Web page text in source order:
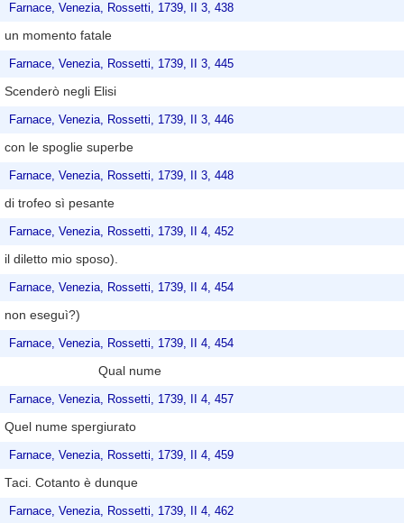
Farnace, Venezia, Rossetti, 1739, II 3, 438
un momento fatale
Farnace, Venezia, Rossetti, 1739, II 3, 445
Scenderò negli Elisi
Farnace, Venezia, Rossetti, 1739, II 3, 446
con le spoglie superbe
Farnace, Venezia, Rossetti, 1739, II 3, 448
di trofeo sì pesante
Farnace, Venezia, Rossetti, 1739, II 4, 452
il diletto mio sposo).
Farnace, Venezia, Rossetti, 1739, II 4, 454
non eseguì?)
Farnace, Venezia, Rossetti, 1739, II 4, 454
Qual nume
Farnace, Venezia, Rossetti, 1739, II 4, 457
Quel nume spergiurato
Farnace, Venezia, Rossetti, 1739, II 4, 459
Taci. Cotanto è dunque
Farnace, Venezia, Rossetti, 1739, II 4, 462